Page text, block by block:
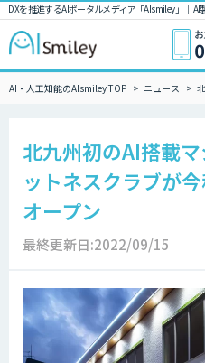
DXを推進するAIポータルメディア「AIsmiley」｜
AI・人工知能のAIsmiley TOP ニュース
北九州初のAI搭載
ットネスクラブが
オープン
最終更新日:2022/09/15